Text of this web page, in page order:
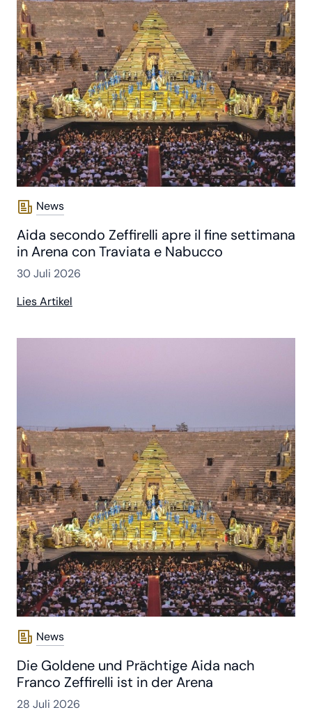
News
Aida secondo Zeffirelli apre il fine settimana
in Arena con Traviata e Nabucco
30 Juli 2026
Lies Artikel
News
Die Goldene und Prächtige Aida nach
Franco Zeffirelli ist in der Arena
28 Juli 2026